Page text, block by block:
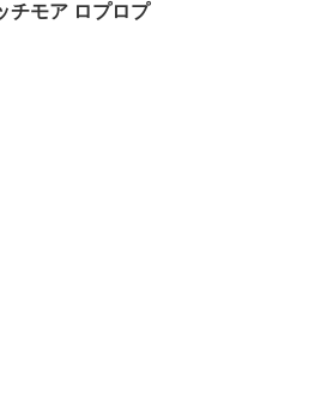
チモア ロプロプ